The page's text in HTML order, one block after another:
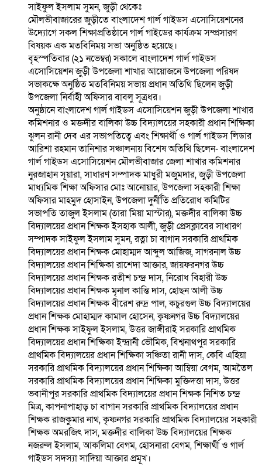
সাইফুল ইসলাম সুমন, জুড়ী থেকেঃ
মৌলভীবাজারের জুড়ীতে বাংলাদেশ গার্ল গাইডস এসোসিয়েশনের
উদ্যোগে সকল শিক্ষাপ্রতিষ্ঠানে গার্ল গাইডের কার্যক্রম সম্প্রসারণ
বিষয়ক এক মতবিনিময় সভা অনুষ্ঠিত হয়েছে।
বৃহস্পতিবার (২১ নভেম্বর) সকালে বাংলাদেশ গার্ল গাইডস
এসোসিয়েশন জুড়ী উপজেলা শাখার আয়োজনে উপজেলা পরিষদ
সভাকক্ষে অনুষ্ঠিত মতবিনিময় সভায় প্রধান অতিথি ছিলেন জুড়ী
উপজেলা নির্বাহী অফিসার বাবলু সূত্রধর।
অনুষ্ঠানে বাংলাদেশ গার্ল গাইডস এসোসিয়েশন জুড়ী উপজেলা শাখার
কমিশনার ও মক্তদীর বালিকা উচ্চ বিদ্যালয়ের সহকারী প্রধান শিক্ষিকা
ঝুলন রানী দেব এর সভাপতিত্বে এবং শিক্ষার্থী ও গার্ল গাইডস লিডার
আরিশা রহমান তানিশার সঞ্চালনায় বিশেষ অতিথি ছিলেন- বাংলাদেশ
গার্ল গাইডস এসোসিয়েশন মৌলভীবাজার জেলা শাখার কমিশনার
নুরজাহান সূয়ারা, সাধারণ সম্পাদক মাধুরী মজুমদার, জুড়ী উপজেলা
মাধ্যমিক শিক্ষা অফিসার মোঃ আনোয়ার, উপজেলা সহকারী শিক্ষা
অফিসার মাহমুদ হোসাইন, উপজেলা দুর্নীতি প্রতিরোধ কমিটির
সভাপতি তাজুল ইসলাম (তারা মিয়া মাস্টার), মক্তদীর বালিকা উচ্চ
বিদ্যালয়ের প্রধান শিক্ষক ইসহাক আলী, জুড়ী প্রেসক্লাবের সাধারণ
সম্পাদক সাইফুল ইসলাম সুমন, রত্না চা বাগান সরকারি প্রাথমিক
বিদ্যালয়ের প্রধান শিক্ষক মোহাম্মদ আব্দুল আজিজ, সাগরনাল উচ্চ
বিদ্যালয়ের প্রধান শিক্ষিকা রাশেদা আক্তার, জায়ফরনগর উচ্চ
বিদ্যালয়ের প্রধান শিক্ষক রতীশ চন্দ্র দাস, নিরোধ বিহারী উচ্চ
বিদ্যালয়ের প্রধান শিক্ষক মৃনাল কান্তি দাস, হোছন আলী উচ্চ
বিদ্যালয়ের প্রধান শিক্ষক বীরেশ রুদ্র পাল, কচুরগুল উচ্চ বিদ্যালয়ের
প্রধান শিক্ষক মোহাম্মদ কামাল হোসেন, কৃষ্ণনগর উচ্চ বিদ্যালয়ের
প্রধান শিক্ষক সাইফুল ইসলাম, উত্তর জাঙ্গীরাই সরকারি প্রাথমিক
বিদ্যালয়ের প্রধান শিক্ষিকা ইন্দ্রানী ভৌমিক, বিশ্বনাথপুর সরকারি
প্রাথমিক বিদ্যালয়ের প্রধান শিক্ষিকা সঞ্চিতা রানী দাস, কেবি এহিয়া
সরকারি প্রাথমিক বিদ্যালয়ের প্রধান শিক্ষিকা আম্বিয়া বেগম, আমতৈল
সরকারি প্রাথমিক বিদ্যালয়ের প্রধান শিক্ষিকা মুক্তিদত্তা দাস, উত্তর
ভবানীপুর সরকারি প্রাথমিক বিদ্যালয়ের প্রধান শিক্ষক নিশিত চন্দ্র
মিত্র, কাপনাপাহাড় চা বাগান সরকারি প্রাথমিক বিদ্যালয়ের প্রধান
শিক্ষক রাজকুমার নাথ, কৃষ্ণনগর সরকারি প্রাথমিক বিদ্যালয়ের সহকারী
শিক্ষক অমরজিৎ দাস, মক্তদীর বালিকা উচ্চ বিদ্যালয়ের শিক্ষক
নজরুল ইসলাম, আকলিমা বেগম, হোসনারা বেগম, শিক্ষার্থী ও গার্ল
গাইডস সদস্যা সাদিয়া আক্তার প্রমূখ।